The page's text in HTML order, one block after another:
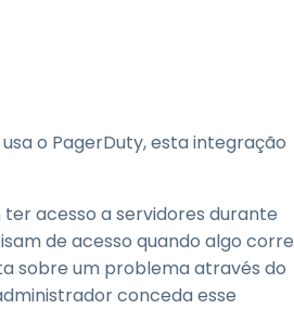
o PagerDuty, esta integração
acesso a servidores durante
de acesso quando algo corre
sobre um problema através do
conceda esse